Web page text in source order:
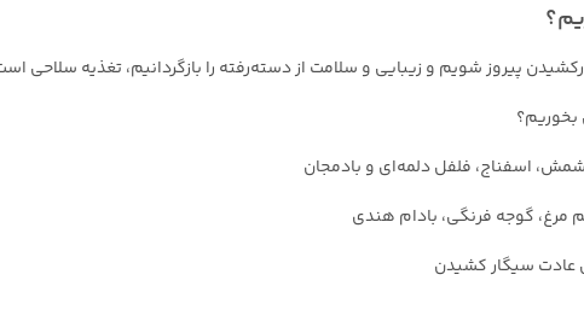
پیروز شویم و زیبایی و سلامت از دسته‌رفته را بازگردانیم، تغذیه
بخوریم؟
اسفناج، فلفل دلمه‌ای و بادمجان
مرغ، گوجه فرنگی، بادام هندی
عادت سیگار کشیدن